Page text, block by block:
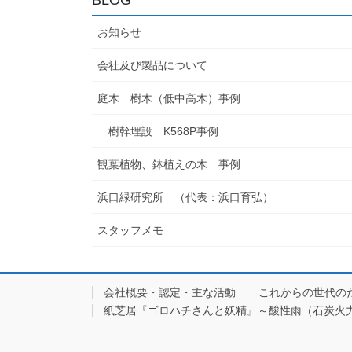
お知らせ
会社及び製品について
庭木 樹木（低中高木）事例
樹幹埋設 K568P事例
観葉植物、鉢植えの木 事例
浜口緑研究所 （代表：浜口育弘）
スタッフメモ
会社概要・認定・主な活動
これからの世代の
紙芝居『ゴロハチさんと妖精』～酸性雨（石炭火